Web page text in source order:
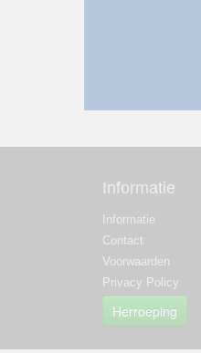
Informatie
Informatie
Contact
Voorwaarden
Privacy Policy
Herroeping